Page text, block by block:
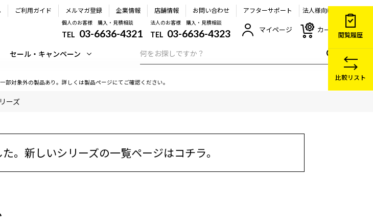
ご利用ガイド メルマガ登録 企業情報 店舗情報 お問い合わせ アフターサポート 法人様向け
個人のお客様 購入・見積相談
TEL 03-6636-4321
法人のお客様 購入・見積相談
TEL 03-6636-4323 マイページ カート
セール・キャンペーン
一部対象外の製品あり。詳しくは製品ページにてご確認ください。
ーズ
。 新しいシリーズの一覧ページはコチラ。
閲覧履歴
比較リスト